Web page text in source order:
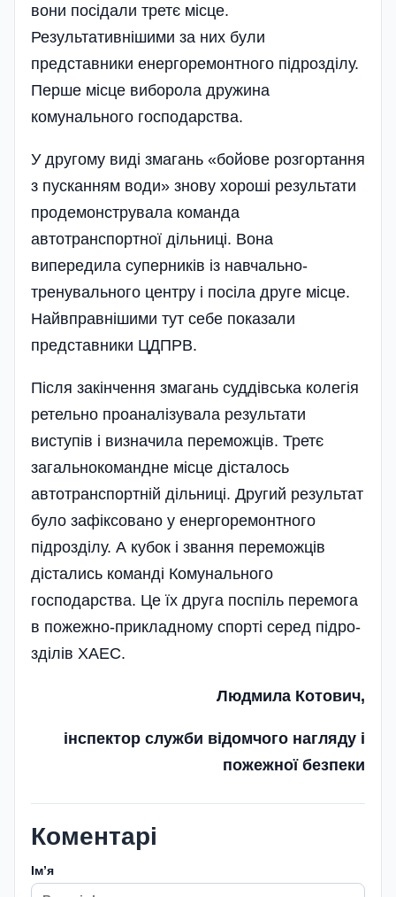
вони посідали третє місце.
Результативнішими за них були
представники енергоремонтного підрозділу.
Перше місце виборола дружина
комунального господарства.
У другому виді змагань «бойове розгортання
з пусканням води» знову хороші результати
продемонструвала команда
автотранспортної дільниці. Вона
випередила суперників із навчально-
тренувального центру і посіла друге місце.
Найвправнішими тут себе показали
представники ЦДПРВ.
Після закінчення змагань суддівська колегія
ретельно проаналізувала результати
виступів і визначила переможців. Третє
загальнокомандне місце дісталось
автотранспортній дільниці. Другий результат
було зафі­ксовано у енер­го­­ремонт­ного
підрозділу. А кубок і звання переможців
дістались команді Комунального
господарства. Це їх друга поспіль перемога
в пожежно-прикладному спорті серед підро­
зділів ХАЕС.
Людмила Котович,
інспектор служби відомчого нагляду і
пожежної безпеки
Коментарі
Імʼя